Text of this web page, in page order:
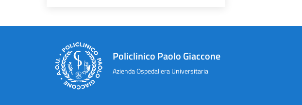
Policlinico Paolo Giaccone
Azienda Ospedaliera Universitaria